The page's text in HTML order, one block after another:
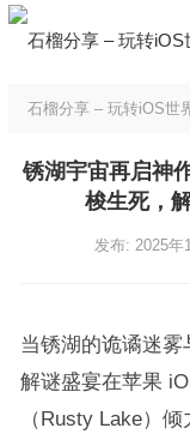
石榴分享 – 玩转iOS世
锈湖宇宙再启神
梭生死，
发布: 2025年
当锈湖的诡谲迷
解谜盛宴在苹果
（Rusty Lake）